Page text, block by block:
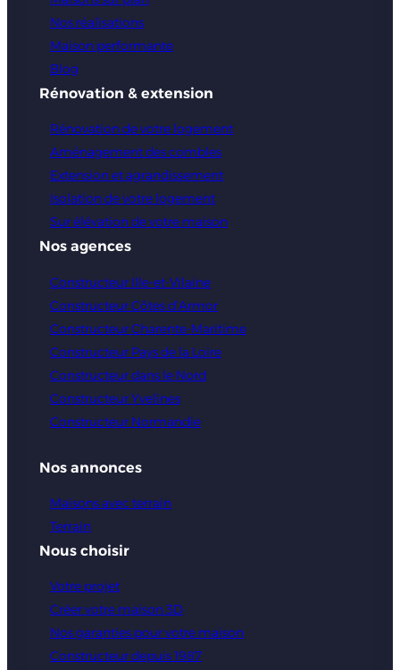
malesuada fames ac turpis egestas. Nam eu nunc
potenti. Aliquam erat volutpat. Integer vel turpis
sed purus scelerisque euismod.
Praesent placerat, magna in vehicula vestibulum,
felis urna cursus lorem, sed vestibulum quam eros
vel libero. Vivamus commodo, odio sed fringilla
pretium, sem nulla feugiat odio, in cursus elit
dolor et ex.
Nos réalisations
Maison performante
Blog
Rénovation & extension
Rénovation de votre logement
Aménagement des combles
Extension et agrandissement
Isolation de votre logement
Sur élévation de votre maison
Nos agences
Constructeur Ille-et-Vilaine
Constructeur Côtes d’Armor
Constructeur Charente-Maritime
Constructeur Pays de la Loire
Constructeur dans le Nord
Constructeur Yvelines
Constructeur Normandie
Nos annonces
Maisons avec terrain
Terrain
Nous choisir
Votre projet
Créer votre maison 3D
Nos garanties pour votre maison
Constructeur depuis 1987